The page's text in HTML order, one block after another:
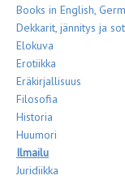
Books in English,
Dekkarit, jännitys ja
Elokuva
Erotiikka
Eräkirjallisuus
Filosofia
Historia
Huumori
Ilmailu
Juridiikka